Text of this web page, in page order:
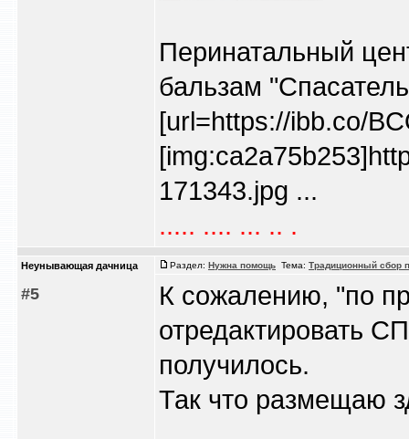
Перинатальный
бальзам
[url=https://ibb.co/
171343.jpg ...
..... .... ... .. .
Heyнывaющая дaчницa
#5
Раздел: Нужна помощь Тема: Традиционный сбор
К сожалению, "по
отредактировать
получилось.
Так что размещаю